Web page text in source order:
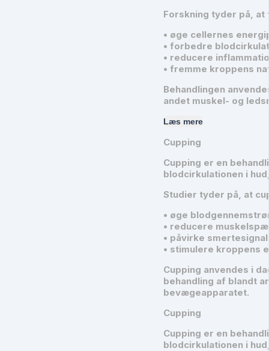
Forskning tyder på,
• øge cellernes
• forbedre
• reducere
• fremme kroppens
Behandlingen
andet muskel- og
Læs mere
Cupping
Cupping er en
blodcirkulationen i
Studier tyder på, at
• øge
• reducere
• påvirke
• stimulere kroppens
Cupping anvendes i
behandling af blandt
bevægeapparatet.
Cupping
Cupping er en
blodcirkulationen i